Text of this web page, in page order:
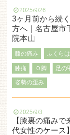
2025/9/26
3ヶ月前から続
方へ｜名古屋市
院本山
膝の痛み ふくら
膝痛 Ｏ脚 足の
姿勢の歪み
2025/9/3
【膝裏の痛み
代女性のケース】